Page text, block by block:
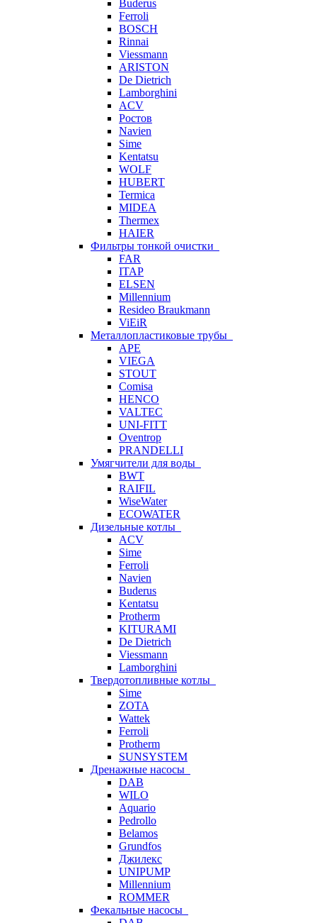
Buderus
Ferroli
BOSCH
Rinnai
Viessmann
ARISTON
De Dietrich
Lamborghini
ACV
Ростов
Navien
Sime
Kentatsu
WOLF
HUBERT
Termica
MIDEA
Thermex
HAIER
Фильтры тонкой очистки
FAR
ITAP
ELSEN
Millennium
Resideo Braukmann
ViEiR
Металлопластиковые трубы
APE
VIEGA
STOUT
Comisa
HENCO
VALTEC
UNI-FITT
Oventrop
PRANDELLI
Умягчители для воды
BWT
RAIFIL
WiseWater
ECOWATER
Дизельные котлы
ACV
Sime
Ferroli
Navien
Buderus
Kentatsu
Protherm
KITURAMI
De Dietrich
Viessmann
Lamborghini
Твердотопливные котлы
Sime
ZOTA
Wattek
Ferroli
Protherm
SUNSYSTEM
Дренажные насосы
DAB
WILO
Aquario
Pedrollo
Belamos
Grundfos
Джилекс
UNIPUMP
Millennium
ROMMER
Фекальные насосы